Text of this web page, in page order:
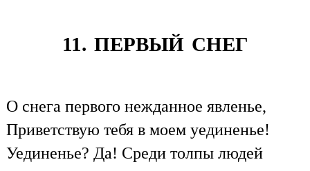
11. ПЕРВЫЙ СНЕГ
О снега первого нежданное явленье,
Приветствую тебя в моем уединенье!
Уединенье? Да! Среди толпы людей